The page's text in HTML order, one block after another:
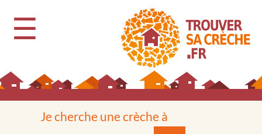
☰
Je cherche une crèche à